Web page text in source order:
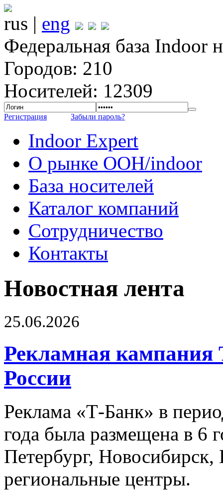
rus | eng
Федеральная база Indoor
Городов: 210
Носителей: 12309
Регистрация Забыли пароль?
Indoor Expert
О рынке OOH/indoor
База носителей
Каталог компаний
Сотрудничество
Контакты
Новостная лента
25.06.2026
Рекламная кампания
России
Реклама «Т-Банк» в
года была размещена в 6
Петербург,
региональные центры.